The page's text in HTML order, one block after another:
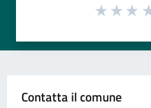
Contatta il comune